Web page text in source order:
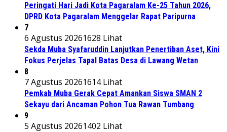
Peringati Hari Jadi Kota Pagaralam Ke-25 Tahun 2026,
DPRD Kota Pagaralam Menggelar Rapat Paripurna
7
6 Agustus 20261628 Lihat
Sekda Muba Syafaruddin Lanjutkan Penertiban Aset, Kini
Fokus Perjelas Tapal Batas Desa di Lawang Wetan
8
7 Agustus 20261614 Lihat
Pemkab Muba Gerak Cepat Amankan Siswa SMAN 2
Sekayu dari Ancaman Pohon Tua Rawan Tumbang
9
5 Agustus 20261402 Lihat